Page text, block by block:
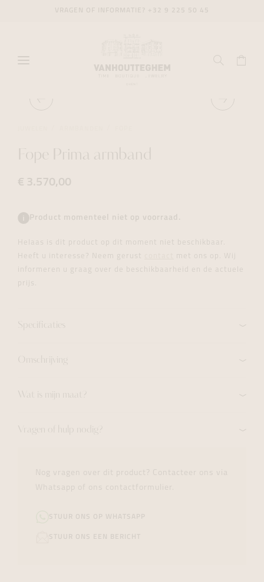
Fope Prima armband
€ 3.570,00
Product momenteel niet op voorraad.
Helaas is dit product op dit moment niet beschikbaar.
Heeft u interesse? Neem gerust
met ons op. Wij
informeren u graag over de beschikbaarheid en de actuele
prijs.
Specificaties
Omschrijving
Wat is mijn maat?
Vragen of hulp nodig?